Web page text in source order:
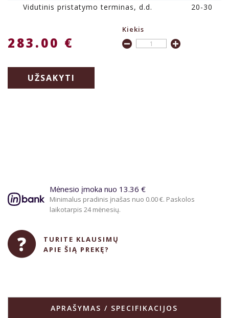
Vidutinis pristatymo terminas, d.d.
20-30
283.00 €
Kiekis
UŽSAKYTI
Mėnesio įmoka nuo 13.36 €
Minimalus pradinis įnašas nuo 0.00 €. Paskolos
laikotarpis 24 mėnesių.
TURITE KLAUSIMŲ
APIE ŠIĄ PREKĘ?
APRAŠYMAS / SPECIFIKACIJOS